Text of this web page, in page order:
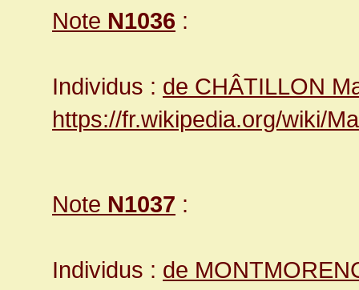
Note N1036 :
Individus : de CHÂTILLON
https://fr.wikipedia.org/wiki/
Note N1037 :
Individus : de